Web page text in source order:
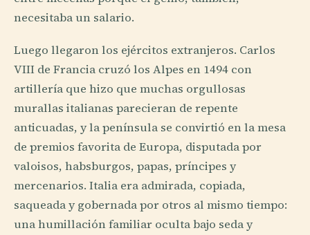
necesitaba un salario.
Luego llegaron los ejércitos extranjeros. Carlos
VIII de Francia cruzó los Alpes en 1494 con
artillería que hizo que muchas orgullosas
murallas italianas parecieran de repente
anticuadas, y la península se convirtió en la mesa
de premios favorita de Europa, disputada por
valoisos, habsburgos, papas, príncipes y
mercenarios. Italia era admirada, copiada,
saqueada y gobernada por otros al mismo tiempo:
una humillación familiar oculta bajo seda y